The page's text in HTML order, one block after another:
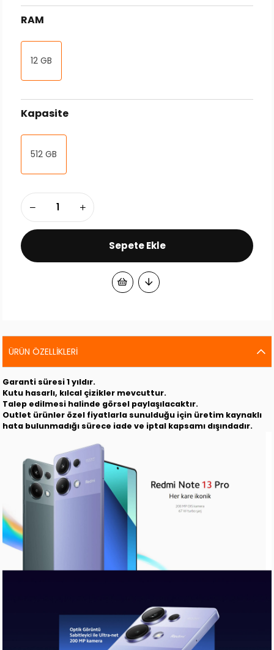
RAM
12 GB
Kapasite
512 GB
ÜRÜN ÖZELLIKLERI
Garanti süresi 1 yıldır.
Kutu hasarlı, kılcal çizikler mevcuttur.
Talep edilmesi halinde görsel paylaşılacaktır.
Outlet ürünler özel fiyatlarla sunulduğu için üretim kaynaklı
hata bulunmadığı sürece iade ve iptal kapsamı dışındadır.